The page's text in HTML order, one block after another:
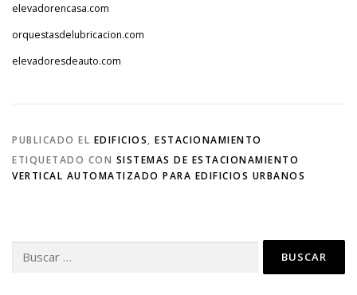
elevadorencasa.com
orquestasdelubricacion.com
elevadoresdeauto.com
PUBLICADO EL EDIFICIOS, ESTACIONAMIENTO
ETIQUETADO CON SISTEMAS DE ESTACIONAMIENTO
VERTICAL AUTOMATIZADO PARA EDIFICIOS URBANOS